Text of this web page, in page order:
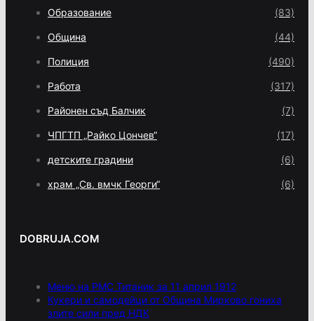
Образование (83)
Община (44)
Полиция (490)
Работа (317)
Районен съд Балчик (7)
ЧПГТП „Райко Цончев“ (17)
детските градини (6)
храм „Св. вмчк Георги“ (6)
DOBRUJA.COM
Меню на РМС Титаник за 11 април 1912
Кукери и самодейци от Община Мирково гониха
злите сили пред НДК